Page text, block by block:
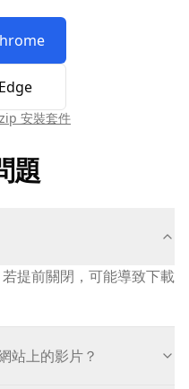
安裝套件
題
提前關閉，可能導致下載
站上的影片？